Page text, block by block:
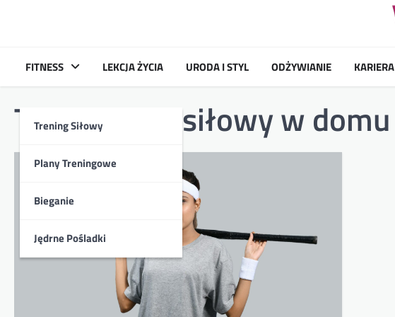
FITNESS
Trening Siłowy
Plany Treningowe
Bieganie
Jędrne Pośladki
LEKCJA ŻYCIA URODA I STYL ODŻYWIANIE KARIERA
Tag:trening siłowy w domu